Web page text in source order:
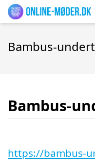
Bambus-
Bambus-
https://bambus-